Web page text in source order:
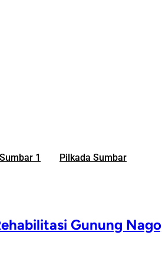
1 Pilkada Sumbar
Gunung